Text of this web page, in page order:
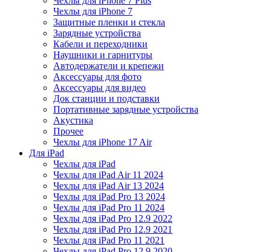
Чехлы для iPhone 7
Защитные пленки и стекла
Зарядные устройства
Кабели и переходники
Наушники и гарнитуры
Автодержатели и крепежи
Аксессуары для фото
Аксессуары для видео
Док станции и подставки
Портативные зарядные устройства
Акустика
Прочее
Чехлы для iPhone 17 Air
Для iPad
Чехлы для iPad
Чехлы для iPad Air 11 2024
Чехлы для iPad Air 13 2024
Чехлы для iPad Pro 13 2024
Чехлы для iPad Pro 11 2024
Чехлы для iPad Pro 12.9 2022
Чехлы для iPad Pro 12.9 2021
Чехлы для iPad Pro 11 2021